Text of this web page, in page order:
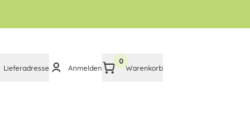
Lieferadresse Anmelden
0
Warenkorb